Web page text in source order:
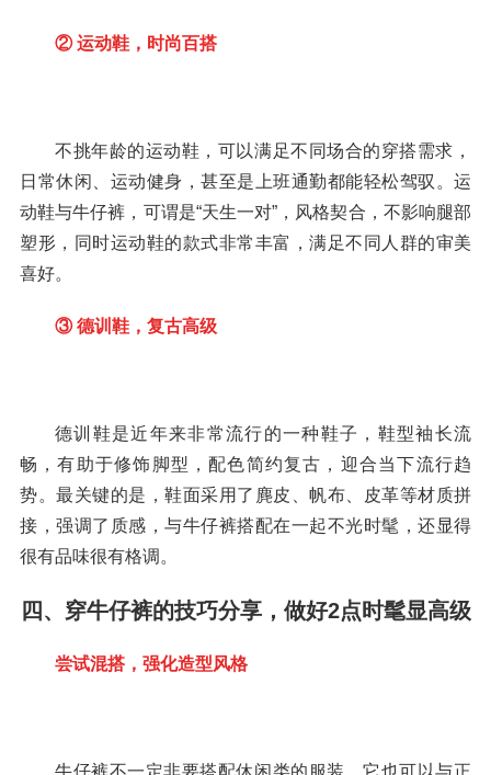
② 运动鞋，时尚百搭
不挑年龄的运动鞋，可以满足不同场合的穿搭需求，
日常休闲、运动健身，甚至是上班通勤都能轻松驾驭。运
动鞋与牛仔裤，可谓是“天生一对”，风格契合，不影响腿部
塑形，同时运动鞋的款式非常丰富，满足不同人群的审美
喜好。
③ 德训鞋，复古高级
德训鞋是近年来非常流行的一种鞋子，鞋型袖长流
畅，有助于修饰脚型，配色简约复古，迎合当下流行趋
势。最关键的是，鞋面采用了麂皮、帆布、皮革等材质拼
接，强调了质感，与牛仔裤搭配在一起不光时髦，还显得
很有品味很有格调。
四、穿牛仔裤的技巧分享，做好2点时髦显高级
尝试混搭，强化造型风格
牛仔裤不一定非要搭配休闲类的服装，它也可以与正